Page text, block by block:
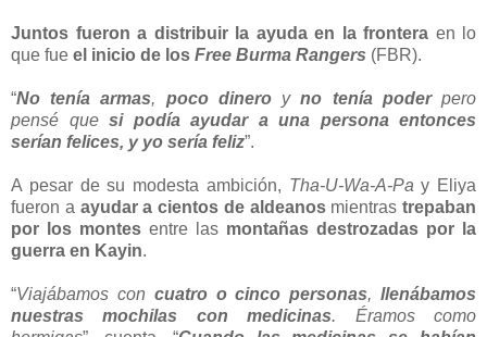
Juntos fueron a distribuir la ayuda en la frontera en lo
que fue el inicio de los Free Burma Rangers (FBR).
“No tenía armas, poco dineroyno tenía poderpero
pensé que si podía ayudar a una persona entonces
serían felices, y yo sería feliz”.
A pesar de su modesta ambición, Tha-U-Wa-A-Pa y Eliya
fueron a ayudar a cientos de aldeanosmientras trepaban
por los montes entre las montañas destrozadas por la
guerra en Kayin.
“Viajábamos con cuatro o cinco personas,llenábamos
nuestras mochilas con medicinas. Éramos como